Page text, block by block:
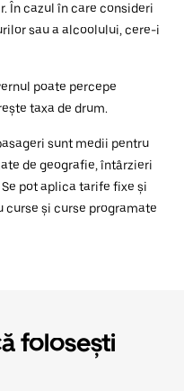
În cazul în care consideri
sau a alcoolului, cere-i
poate percepe
taxa de drum.
sunt medii pentru
de geografie, întârzieri
pot aplica tarife fixe și
curse și curse programate
folosești